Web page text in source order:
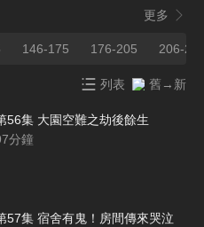
更多
146-175 176-205 206-
列表 舊→新
56集 大園空難之劫後餘生
分鐘
57集 宿舍有鬼！房間傳來哭泣